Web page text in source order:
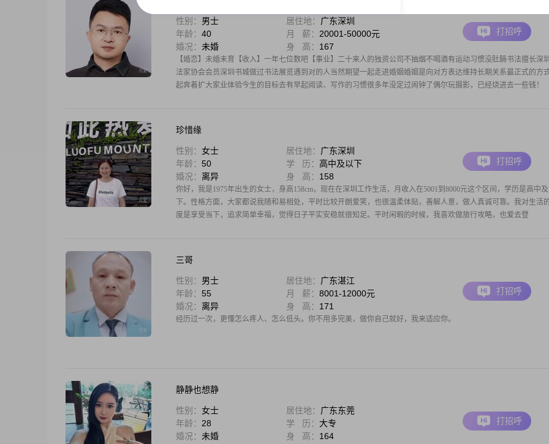
性别： 男士 居住地： 广东深圳
年龄： 40 月 薪： 20001-50000元
婚况： 未婚 身 高： 167
【婚恋】未婚未育【收入】一年七位数吧【事业】二十来人的独资公司不抽烟不喝酒有运动习惯没肚腩书法擅长深
法家协会会员深圳书城做过书法展览遇到对的人当然期望一起走进婚姻婚姻是向对方表达维持长期关系最正式的方
起奔着扩大家业体验今生的目标去有早起阅读、写作的习惯很多年没定过闹钟了偶尔玩摄影，已经烧进去一些钱！
打招呼
珍惜缘
性别： 女士 居住地： 广东深圳
年龄： 50 学 历： 高中及以下
婚况： 离异 身 高： 158
你好，我是1975年出生的女士，身高158cm，现在在深圳工作生活，月收入在5001到8000元这个区间，学历是高中
下。性格方面，大家都说我随和易相处，平时比较开朗爱笑，也很温柔体贴，善解人意，做人真诚可靠。我对生活
度是享受当下，追求简单幸福，觉得日子平实安稳就很知足。平时闲暇的时候，我喜欢做旅行攻略，也爱去登
打招呼
三哥
性别： 男士 居住地： 广东湛江
年龄： 55 月 薪： 8001-12000元
婚况： 离异 身 高： 171
经历过一次，更懂怎么疼人、怎么低头。你不用多完美，做你自己就好，我来适应你。
打招呼
静静也想静
性别： 女士 居住地： 广东东莞
年龄： 28 学 历： 大专
婚况： 未婚 身 高： 164
打招呼